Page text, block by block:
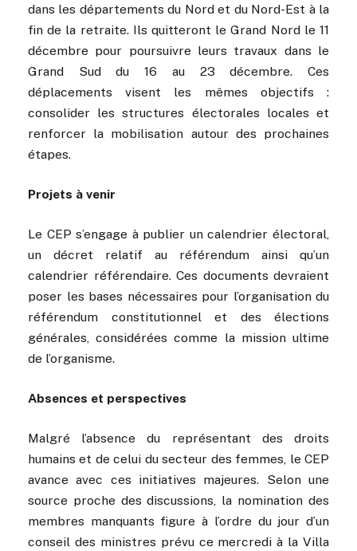
dans les départements du Nord et du Nord-Est à la
fin de la retraite. Ils quitteront le Grand Nord le 11
décembre pour poursuivre leurs travaux dans le
Grand Sud du 16 au 23 décembre. Ces
déplacements visent les mêmes objectifs :
consolider les structures électorales locales et
renforcer la mobilisation autour des prochaines
étapes.
Projets à venir
Le CEP s’engage à publier un calendrier électoral,
un décret relatif au référendum ainsi qu’un
calendrier référendaire. Ces documents devraient
poser les bases nécessaires pour l’organisation du
référendum constitutionnel et des élections
générales, considérées comme la mission ultime
de l’organisme.
Absences et perspectives
Malgré l’absence du représentant des droits
humains et de celui du secteur des femmes, le CEP
avance avec ces initiatives majeures. Selon une
source proche des discussions, la nomination des
membres manquants figure à l’ordre du jour d’un
conseil des ministres prévu ce mercredi à la Villa